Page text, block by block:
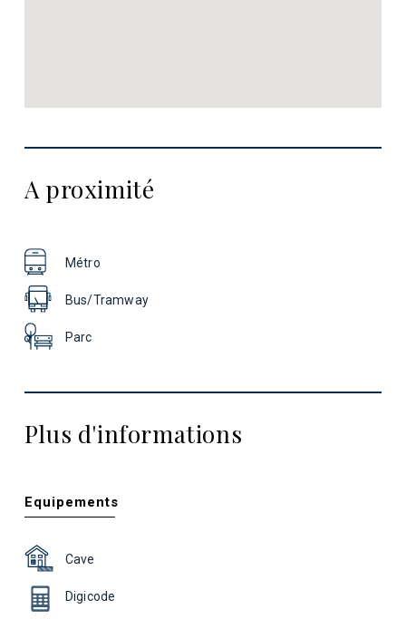
A proximité
Métro
Bus/Tramway
Parc
Plus d'informations
Equipements
Cave
Digicode